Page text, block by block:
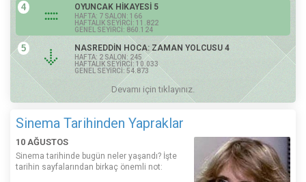
4 OYUNCAK HİKAYESİ 5
HAFTA: 7 SALON: 166
HAFTALIK SEYİRCİ: 11.822
GENEL SEYİRCİ: 860.124
5 NASREDDİN HOCA: ZAMAN YOLCUSU 4
HAFTA: 2 SALON: 245
HAFTALIK SEYİRCİ: 10.033
GENEL SEYİRCİ: 54.873
Devamı için tıklayınız.
Sinema Tarihinden Yapraklar
10 AĞUSTOS
Sinema tarihinde bugün neler yaşandı? İşte
tarihin sayfalarından birkaç önemli not: